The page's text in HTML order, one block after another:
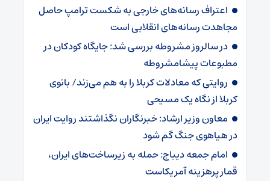
اعتراف رسانه‌های خارجی به شکست ترامپ حاصل
مجاهدت رسانه‌های انقلابی است
در سالروز مشروطه بررسی شد: جایگاه کودکان در
مطبوعات پیشامشروطه
روایتی که معادلات کربلا را به هم می‌زند/ بانوی
کربلا از نگاه یک مسیحی
معاون وزیر ارشاد: خبرنگاران نگذاشتند روایت ایران
در هیاهوی جنگ گم شود
امام جمعه دیباج: حمله به زیرساخت‌های ایران،
قمار پرهزینه آمریکاست